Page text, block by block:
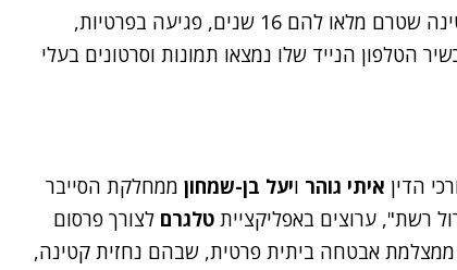
לנאשם יוחסו עבירות של מעשה מגונה במרמה בקטינה שטרם מלאו להם 16 שנים, פגיעה בפרטיות,
הטלפון הנייד שלו נמצאו תמונות וסרטונים בעלי
הדין איתי גוהר ויעל בן-שמחון ממחלקת הסייבר
רשת", ערוצים באפליקציית טלגרם לצורך פרסום
ממצלמת אבטחה ביתית פרטית, שבהם נחזית קטינה,